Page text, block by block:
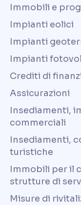
Immobili e
Impianti eolici
Impianti
Impianti
Crediti di
Assicurazioni
Insediamenti,
commerciali
Insediamenti,
turistiche
Immobili per il
strutture di
Misure di